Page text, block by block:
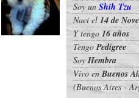
Soy un Shih Tzu
Nací el 14 de
Y tengo 16 años
TengoPedigree
SoyHembra
Vivo enBuenos
(Buenos Aires -